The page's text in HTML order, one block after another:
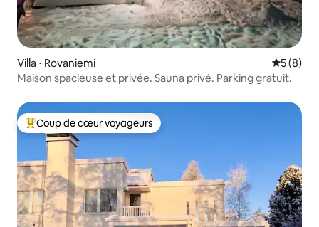
Villa ⋅ Rovaniemi
5 (8)
Maison spacieuse et privée. Sauna privé. Parking gratuit.
Coups de cœur voyageurs les plus appréciés
Coup de cœur voyageurs